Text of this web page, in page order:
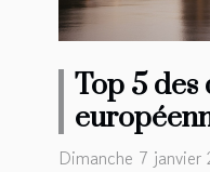
Top 5
Dimanche 7